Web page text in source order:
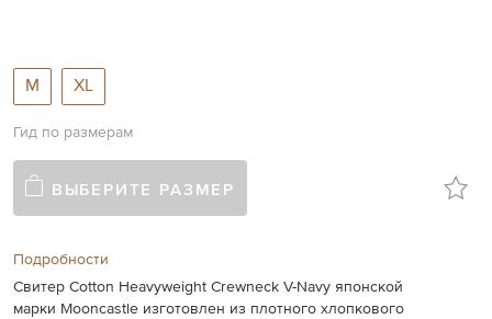
M XL
Гид по размерам
ВЫБЕРИТЕ РАЗМЕР
Подробности
Свитер Cotton Heavyweight Crewneck V-Navy японской
марки Mooncastle изготовлен из плотного хлопкового